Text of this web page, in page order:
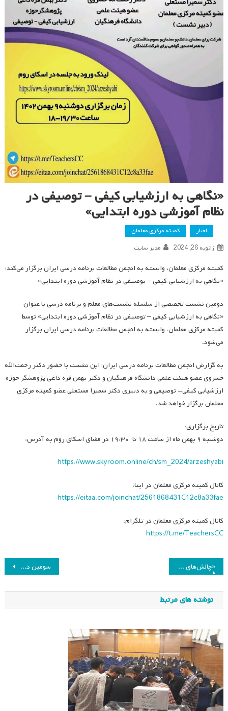
«نگاهی به ارزشیابی کیفی – توصیفی در
نظام آموزشی دوره ابتدایی»
اخبار کمیته مرکزی معلمان
ژانویه 26, 2024 مدیر سایت
کمیته مرکزی معلمان، وابسته به انجمن مطالعات برنامه درسی ایران برگزار می‌کند؛
«نگاهی به ارزشیابی کیفی – توصیفی در نظام آموزشی دوره ابتدایی»
دومین نشست تخصصی از سلسله نشست‌های‌ معلم و برنامه درسی با عنوان
«نگاهی به ارزشیابی کیفی – توصیفی در نظام آموزشی دوره ابتدایی» توسط
کمیته مرکزی معلمان، وابسته به انجمن مطالعات برنامه درسی ایران برگزار
می‌شود.
به گزارش انجمن مطالعات برنامه درسی ایران؛ این نشست با حضور دکتر رحمت‌الله
خسروی عضو هیئت علمی دانشگاه فرهنگیان و دکتر بهمن قره داغی‌ پژوهشگر حوزه
ارزشیابی کیفی- توصیفی و به دبیری دکتر سمیرا مستعلی عضو کمیته مرکزی
معلمان برگزار خواهد شد.
تاریخ برگزاری:
دوشنبه ۹ بهمن ماه از ساعت ۱۸ تا ۱۹:۳۰ در فضای اسکای روم به آدرس:
https://www.skyroom.online/ch/sm_2024/arzeshyabi
کانال کمیته مرکزی معلمان در ایتا:
https://eitaa.com/joinchat/2561868431C12c8a33fae
کانال کمیته مرکزی معلمان در تلگرام:
https://t.me/TeachersCC
راهبری
نوشته
سومین دوره انتخاب رساله‌های برتر دکتری رشته مطالعات برنامه درسی «جشنواره دکتر علی شریعتمداری» «چالش‌های برنامه‌ریزی حوزه‌های موضوعی_مهارتی کودکان و دانش‌آموزان با نیازهای ویژه»
نوشته های مرتبط